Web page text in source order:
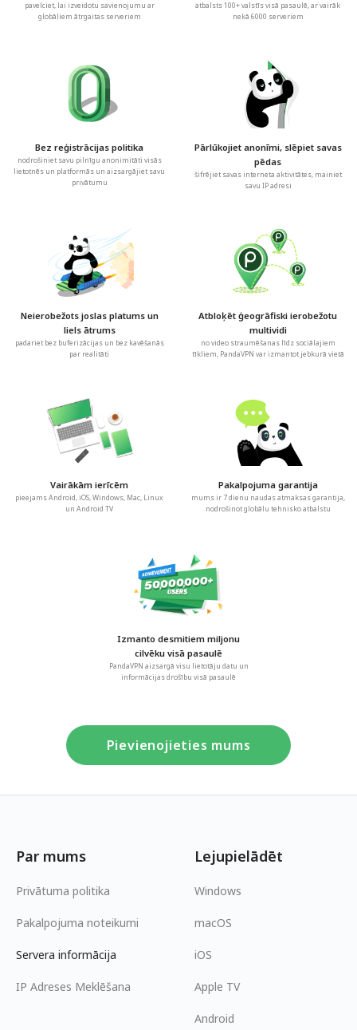
pavelciet, lai izveidotu savienojumu ar
globāliem ātrgaitas serveriem
atbalsts 100+ valstīs visā pasaulē, ar vairāk
nekā 6000 serveriem
Bez reģistrācijas politika
nodrošiniet savu pilnīgu anonimitāti visās
lietotnēs un platformās un aizsargājiet savu
privātumu
Pārlūkojiet anonīmi, slēpiet savas
pēdas
šifrējiet savas interneta aktivitātes, mainiet
savu IP adresi
Neierobežots joslas platums un
liels ātrums
padariet bez buferizācijas un bez kavēšanās
par realitāti
Atbloķēt ģeogrāfiski ierobežotu
multividi
no video straumēšanas līdz sociālajiem
tīkliem, PandaVPN var izmantot jebkurā vietā
Vairākām ierīcēm
pieejams Android, iOS, Windows, Mac, Linux
un Android TV
Pakalpojuma garantija
mums ir 7 dienu naudas atmaksas garantija,
nodrošinot globālu tehnisko atbalstu
Izmanto desmitiem miljonu
cilvēku visā pasaulē
PandaVPN aizsargā visu lietotāju datu un
informācijas drošību visā pasaulē
Pievienojieties mums
Par mums
Privātuma politika
Pakalpojuma noteikumi
Servera informācija
IP Adreses Meklēšana
Lejupielādēt
Windows
macOS
iOS
Apple TV
Android